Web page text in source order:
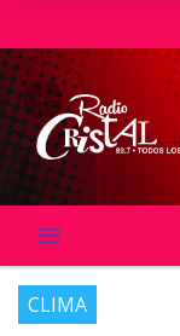
CLIMA